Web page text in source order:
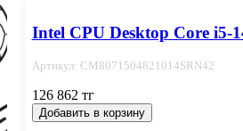
Intel CPU Desktop Core i5-
Артикул: CM8071504821014SRN42
126 862 тг
Добавить в корзину